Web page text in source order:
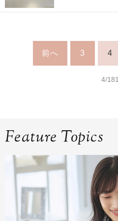
前へ 3 4
4/181
Feature Topics